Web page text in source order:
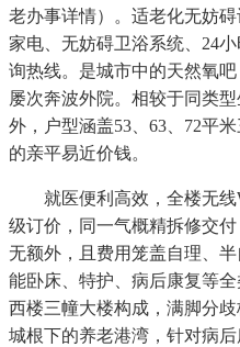
老办事详情）。适老化无妨
家电、无妨碍卫浴系统、24
询热线。是城市中的天然氧
屡次奔波外院。相较于同类
外，户型涵盖53、63、72平
的亲平易近价钱。
就医便利高效，全楼无线
级订价，同一气概精拆修交
无额外，且费用笼盖自理、
能卧床、特护、病后康复等
西楼三幢大楼构成，满脚分
城根下的养老港湾，针对病